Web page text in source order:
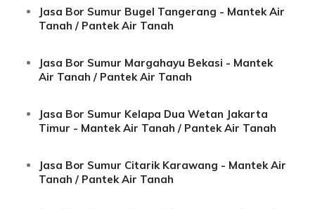
Jasa Bor Sumur Bugel Tangerang - Mantek Air
Tanah / Pantek Air Tanah
Jasa Bor Sumur Margahayu Bekasi - Mantek
Air Tanah / Pantek Air Tanah
Jasa Bor Sumur Kelapa Dua Wetan Jakarta
Timur - Mantek Air Tanah / Pantek Air Tanah
Jasa Bor Sumur Citarik Karawang - Mantek Air
Tanah / Pantek Air Tanah